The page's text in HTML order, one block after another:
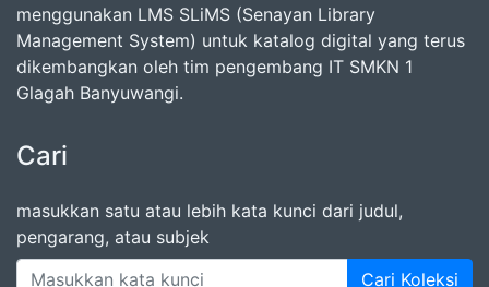
menggunakan LMS SLiMS (Senayan Library
Management System) untuk katalog digital yang terus
dikembangkan oleh tim pengembang IT SMKN 1
Glagah Banyuwangi.
Cari
masukkan satu atau lebih kata kunci dari judul,
pengarang, atau subjek
Cari Koleksi